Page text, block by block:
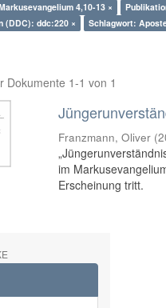
4,10-13 ×
(DDC): ddc:220 ×
Schlagwort:
Dokumente 1-1 von 1
Franzmann, Oliver (
im
Erscheinung tritt.